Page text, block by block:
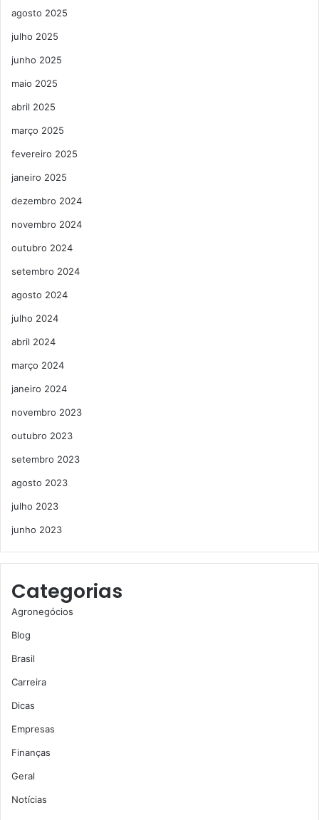
agosto 2025
julho 2025
junho 2025
maio 2025
abril 2025
março 2025
fevereiro 2025
janeiro 2025
dezembro 2024
novembro 2024
outubro 2024
setembro 2024
agosto 2024
julho 2024
abril 2024
março 2024
janeiro 2024
novembro 2023
outubro 2023
setembro 2023
agosto 2023
julho 2023
junho 2023
Categorias
Agronegócios
Blog
Brasil
Carreira
Dicas
Empresas
Finanças
Geral
Notícias